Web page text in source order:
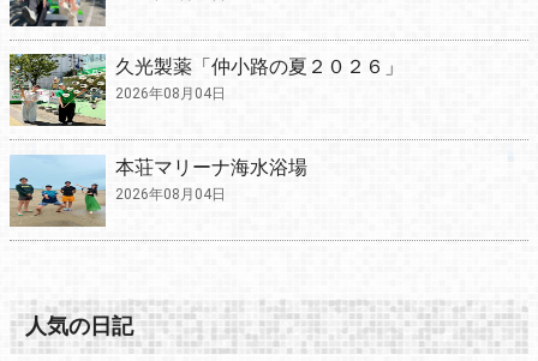
久光製薬「仲小路の夏２０２６」
2026年08月04日
本荘マリーナ海水浴場
2026年08月04日
人気の日記